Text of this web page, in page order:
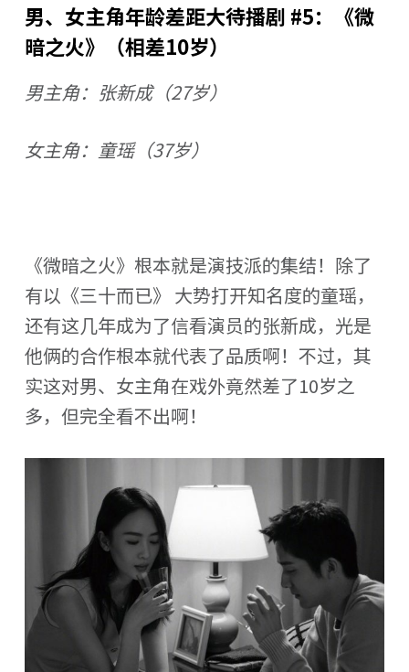
男、女主角年龄差距大待播剧 #5：《微
暗之火》（相差10岁）
男主角：张新成（27岁）
女主角：童瑶（37岁）
《微暗之火》根本就是演技派的集结！除了
有以《三十而已》 大势打开知名度的童瑶，
还有这几年成为了信看演员的张新成，光是
他俩的合作根本就代表了品质啊！不过，其
实这对男、女主角在戏外竟然差了10岁之
多，但完全看不出啊！